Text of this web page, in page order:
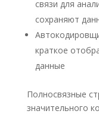
связи для
сохраняют
краткое
данные
Полносвязные
значительного